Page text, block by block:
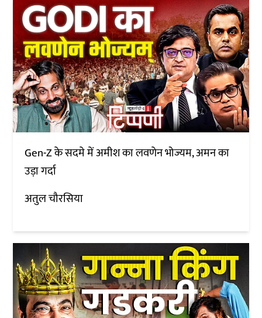
Gen-Z के सदमे में अमीश का लवणेन भोज्यम, अमन का
उड़ा गर्दा
अतुल चौरसिया